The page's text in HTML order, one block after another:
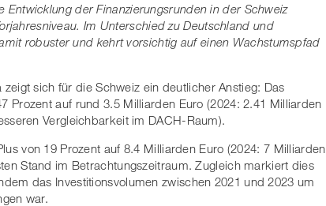
Entwicklung der Finanzierungsrunden in der Schweiz
Im Unterschied zu Deutschland und
robuster und kehrt vorsichtig auf einen Wachstumspfad
sich für die Schweiz ein deutlicher Anstieg: Das
Prozent auf rund 3.5 Milliarden Euro (2024: 2.41 Milliarden
Vergleichbarkeit im DACH-Raum).
von 19 Prozent auf 8.4 Milliarden Euro (2024: 7 Milliarden
Stand im Betrachtungszeitraum. Zugleich markiert dies
das Investitionsvolumen zwischen 2021 und 2023 um
war.